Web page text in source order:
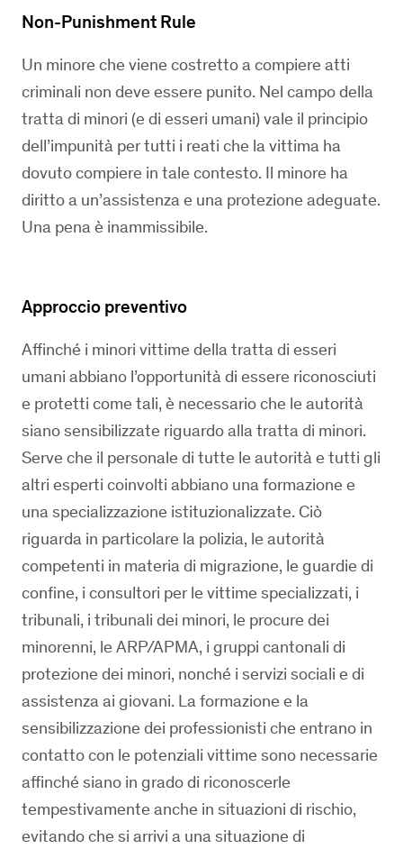
Non-Punishment Rule
Un minore che viene costretto a compiere atti
criminali non deve essere punito. Nel campo della
tratta di minori (e di esseri umani) vale il principio
dell’impunità per tutti i reati che la vittima ha
dovuto compiere in tale contesto. Il minore ha
diritto a un’assistenza e una protezione adeguate.
Una pena è inammissibile.
Approccio preventivo
Affinché i minori vittime della tratta di esseri
umani abbiano l’opportunità di essere riconosciuti
e protetti come tali, è necessario che le autorità
siano sensibilizzate riguardo alla tratta di minori.
Serve che il personale di tutte le autorità e tutti gli
altri esperti coinvolti abbiano una formazione e
una specializzazione istituzionalizzate. Ciò
riguarda in particolare la polizia, le autorità
competenti in materia di migrazione, le guardie di
confine, i consultori per le vittime specializzati, i
tribunali, i tribunali dei minori, le procure dei
minorenni, le ARP/APMA, i gruppi cantonali di
protezione dei minori, nonché i servizi sociali e di
assistenza ai giovani. La formazione e la
sensibilizzazione dei professionisti che entrano in
contatto con le potenziali vittime sono necessarie
affinché siano in grado di riconoscerle
tempestivamente anche in situazioni di rischio,
evitando che si arrivi a una situazione di